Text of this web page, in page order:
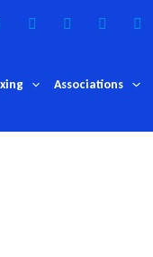
Associations